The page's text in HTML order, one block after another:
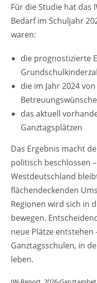
Für die Studie hat das
Bedarf im Schuljahr
waren:
die prognostizierte
die im Jahr 2024
Betreuungswünsche
das aktuell
Ganztagsplätzen
Das Ergebnis macht
politisch beschlossen
Westdeutschland
flächendeckenden
Regionen wird sich in
bewegen.
neue Plätze
Ganztagsschulen, in
leben.